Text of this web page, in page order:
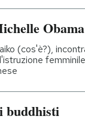
(cos'è?),
buddhisti